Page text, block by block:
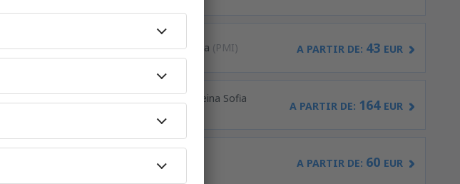
desdePalma de Mallorca, Palma de Mallorca (PMI) A PARTIR DE: 43 EUR
desdeGranadilla de Abona, Tenerife Sur - Reina Sofia
A PARTIR DE: 164 EUR
(VLC) A PARTIR DE: 60 EUR